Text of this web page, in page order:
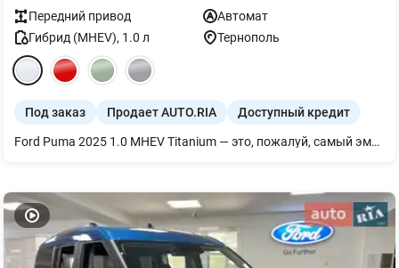
Передний привод
Автомат
Гибрид (MHEV), 1.0 л Тернополь
Под заказ Продает AUTO.RIA Доступный кредит
Ford Puma 2025 1.0 MHEV Titanium — это, пожалуй, самый эмоциональный кроссовер в своем сегменте. Если вам скучно ездить на обычных "паркетниках" и вы цените связь с автомобилем, Puma даст вам это сполна. Обновление 2025 года подтянуло интерьер до уровня лучших конкурентов, сделав ее одним из сильнейших игроков на рынке.